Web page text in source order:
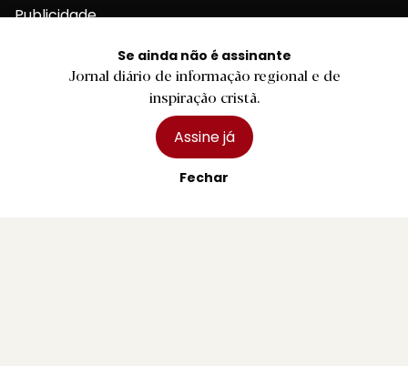
Se ainda não é assinante
Jornal diário de informação regional e de
inspiração cristã.
Assine já
Fechar
Publicidade